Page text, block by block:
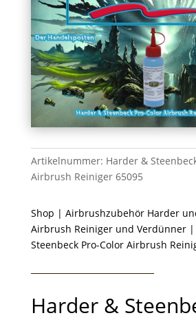
Artikelnummer: Harder &
Airbrush Reiniger 65095
Shop | Airbrushzubehör Harder
Airbrush Reiniger und Verdünner|
Steenbeck Pro-Color Airbrush
Harder &